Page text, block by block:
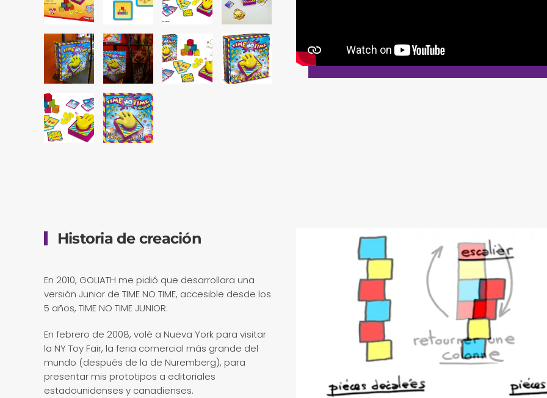
Historia de creación
En 2010, GOLIATH me pidió que desarrollara una
versión Junior de TIME NO TIME, accesible desde los
5 años, TIME NO TIME JUNIOR.
En febrero de 2008, volé a Nueva York para visitar
la NY Toy Fair, la feria comercial más grande del
mundo (después de la de Nuremberg), para
presentar mis prototipos a editoriales
estadounidenses y canadienses.